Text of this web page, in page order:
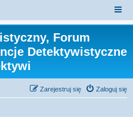
Forum
Detektywistyczne
Zaloguj się
Zarejestruj się